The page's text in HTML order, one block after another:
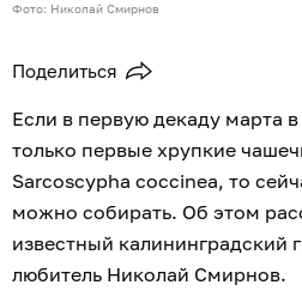
Фото: Николай Смирнов
Поделиться
Если в первую декаду марта
только первые хрупкие
Sarcoscypha coccinea, то
можно собирать. Об этом
известный калининградский
любитель Николай Смирнов.